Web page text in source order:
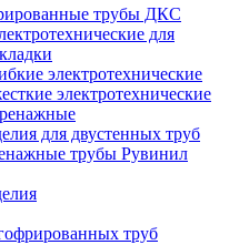
трубы ДКС
для
электротехнические
электротехнические
для двустенных труб
трубы Рувинил
труб